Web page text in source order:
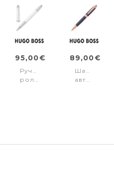
95,00€
Ручка-
роллер
89,00€
Шариковая
авторучка